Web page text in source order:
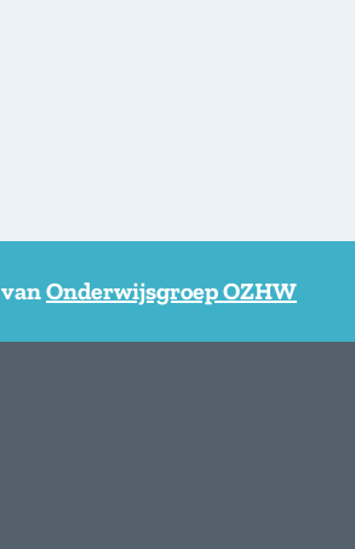
Onderwijsgroep OZHW